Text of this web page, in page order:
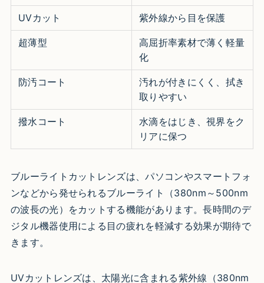
UVカット 紫外線から目を保護
超薄型
高屈折率素材で薄く軽量
化
防汚コート
汚れが付きにくく、拭き
取りやすい
撥水コート
水滴をはじき、視界をク
リアに保つ
ブルーライトカットレンズは、パソコンやスマートフォ
ンなどから発せられるブルーライト（380nm～500nm
の波長の光）をカットする機能があります。長時間のデ
ジタル機器使用による目の疲れを軽減する効果が期待で
きます。
UVカットレンズは、太陽光に含まれる紫外線（380nm